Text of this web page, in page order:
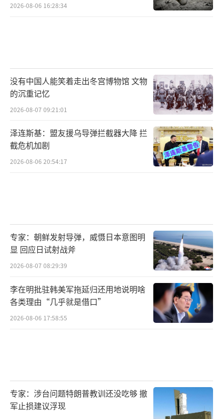
2026-08-06 16:28:34
没有中国人能笑着走出冬宫博物馆 文物
的沉重记忆
2026-08-07 09:21:01
泽连斯基：盟友援乌导弹拦截器大降 拦
截危机加剧
2026-08-06 20:54:17
专家：朝鲜发射导弹，威慑日本意图明
显 回应日试射战斧
2026-08-07 08:29:39
李在明批驻韩美军拖延归还用地说明啥
各类理由“几乎就是借口”
2026-08-06 17:58:55
专家：涉台问题特朗普教训还没吃够 撤
军止损建议浮现